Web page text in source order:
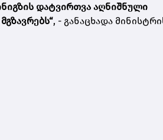
დატვირთვა აღნიშნული
, - განაცხადა